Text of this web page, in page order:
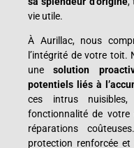
vie utile.
À Aurillac, nous
l’intégrité de votre toit.
unesolution
potentiels liés à
ces intrus
fonctionnalité de votre
réparations
protection renforcée